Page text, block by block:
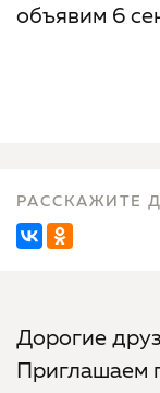
объявим 6
РАССКАЖИТЕ
Дорогие
Приглашаем